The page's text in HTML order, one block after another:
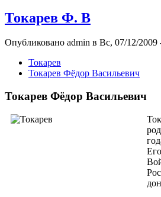
Токарев Ф. В
Опубликовано admin в Вс, 07/12/2009
Токарев
Токарев Фёдор Васильевич
Токарев Фёдор Васильевич